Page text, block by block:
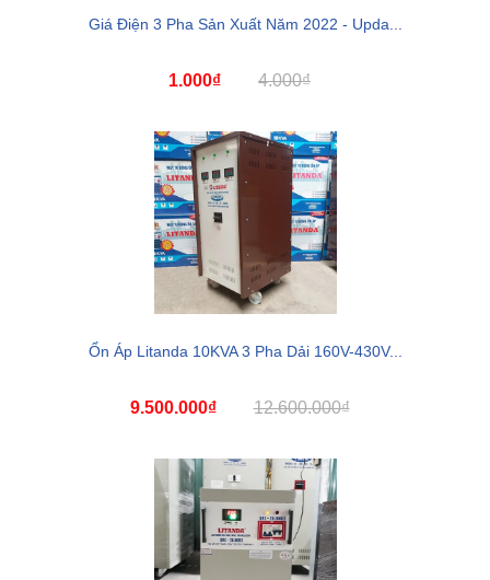
Giá Điện 3 Pha Sản Xuất Năm 2022 - Upda...
1.000₫ 4.000₫
Ổn Áp Litanda 10KVA 3 Pha Dải 160V-430V...
9.500.000₫ 12.600.000₫